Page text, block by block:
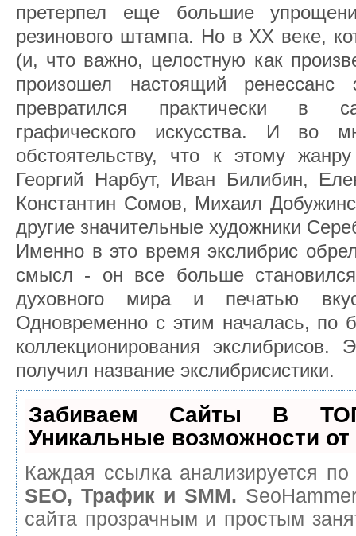
претерпел еще большие
резинового штампа. Но в ХХ веке,
(и, что важно, целостную как
произошел настоящий ренессанс
превратился практически в
графического искусства. И во
обстоятельству, что к этому
Георгий Нарбут, Иван Билибин,
Константин Сомов, Михаил
другие значительные художники
Именно в это время экслибрис
смысл - он все больше
духовного мира и печатью
Одновременно с этим началась, по
коллекционирования экслибрисов.
получил название экслибрисистики.
Забиваем Сайты В
Уникальные возможности от
Каждая ссылка анализируется
SEO, Трафик и SMM.
сайта прозрачным и простым